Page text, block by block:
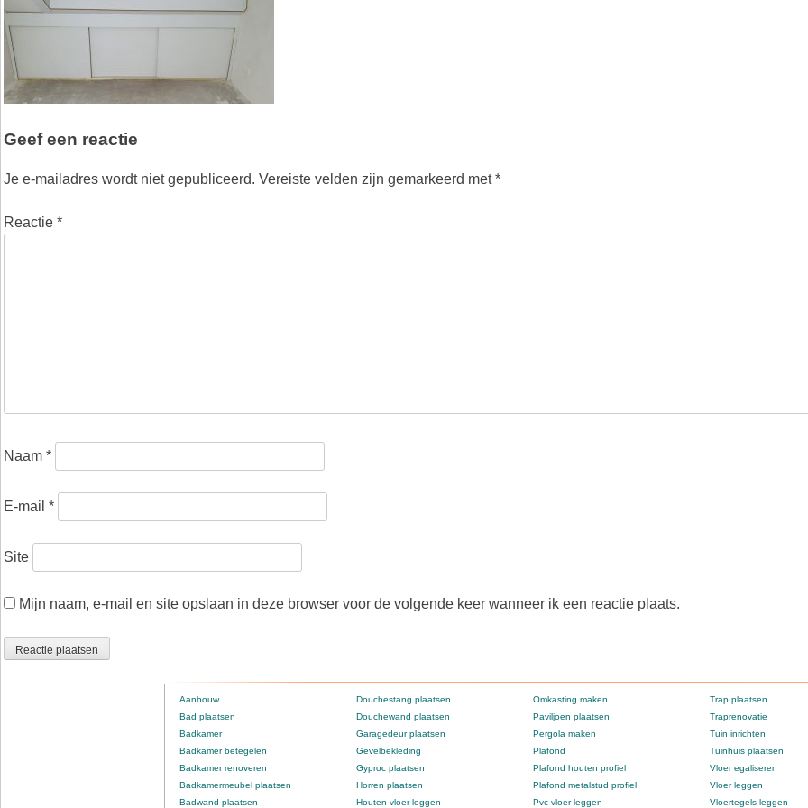
Geef een reactie
Je e-mailadres wordt niet gepubliceerd. Vereiste velden zijn gemarkeerd met*
Reactie *
Naam *
E-mail *
Site
Mijn naam, e-mail en site opslaan in deze browser voor de volgende keer wanneer ik een reactie plaats.
Aanbouw
Bad plaatsen
Badkamer
Badkamer betegelen
Badkamer renoveren
Badkamermeubel plaatsen
Badwand plaatsen
Douchestang plaatsen
Douchewand plaatsen
Garagedeur plaatsen
Gevelbekleding
Gyproc plaatsen
Horren plaatsen
Houten vloer leggen
Omkasting maken
Paviljoen plaatsen
Pergola maken
Plafond
Plafond houten profiel
Plafond metalstud profiel
Pvc vloer leggen
Trap plaatsen
Traprenovatie
Tuin inrichten
Tuinhuis plaatsen
Vloer egaliseren
Vloer leggen
Vloertegels leggen